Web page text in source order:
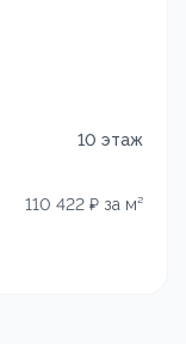
10 этаж
110 422 ₽ за м²